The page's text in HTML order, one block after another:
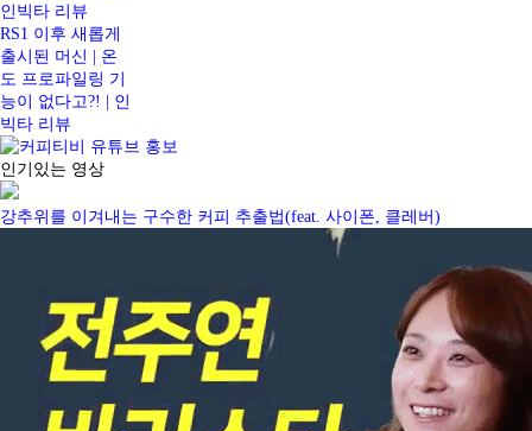
RS1 이후 새롭게
출시된 머신 | 온
도 프로파일링 기
능이 없다고?! | 인
빅타 리뷰
인기있는 영상
강추위를 이겨내는 구수한 커피 추출법(feat. 사이폰, 클레버)